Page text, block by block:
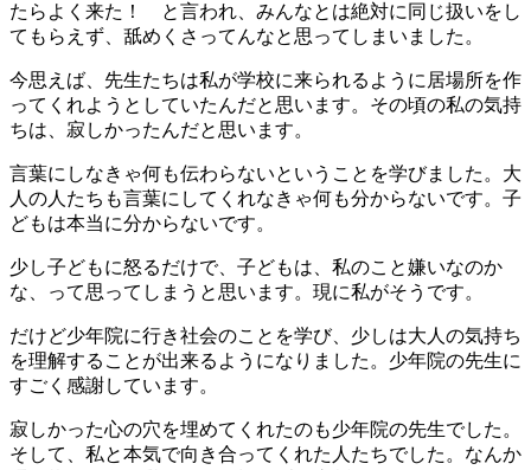
たらよく来た！ と言われ、みんなとは絶対に同じ扱いをし
てもらえず、舐めくさってんなと思ってしまいました。
今思えば、先生たちは私が学校に来られるように居場所を作
ってくれようとしていたんだと思います。その頃の私の気持
ちは、寂しかったんだと思います。
言葉にしなきゃ何も伝わらないということを学びました。大
人の人たちも言葉にしてくれなきゃ何も分からないです。子
どもは本当に分からないです。
少し子どもに怒るだけで、子どもは、私のこと嫌いなのか
な、って思ってしまうと思います。現に私がそうです。
だけど少年院に行き社会のことを学び、少しは大人の気持ち
を理解することが出来るようになりました。少年院の先生に
すごく感謝しています。
寂しかった心の穴を埋めてくれたのも少年院の先生でした。
そして、私と本気で向き合ってくれた人たちでした。なんか